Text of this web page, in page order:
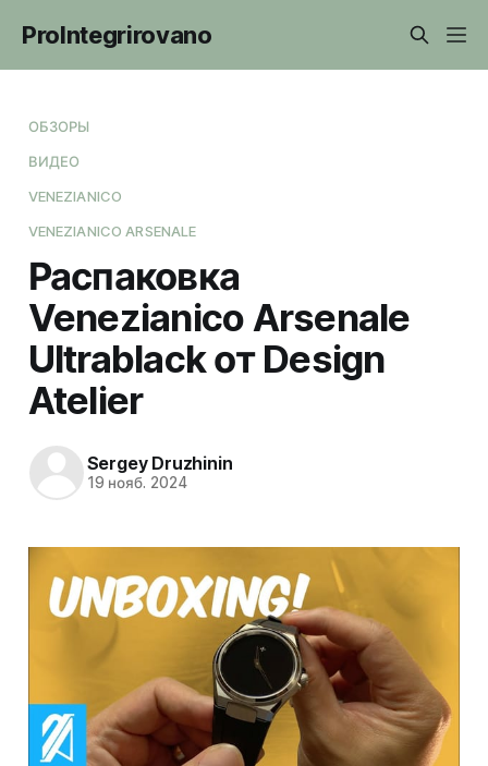
ProIntegrirovano
ОБЗОРЫ
ВИДЕО
VENEZIANICO
VENEZIANICO ARSENALE
Распаковка
Venezianico Arsenale
Ultrablack от Design
Atelier
Sergey Druzhinin
19 нояб. 2024